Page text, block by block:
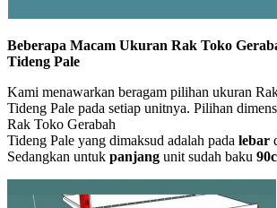
Beberapa Macam Ukuran Rak Toko
Tideng Pale
Kami menawarkan beragam pilihan ukuran
Tideng Pale pada setiap unitnya. Pilihan
Rak Toko Gerabah
Tideng Pale yang dimaksud adalah pada lebar
Sedangkan untuk panjang unit sudah baku